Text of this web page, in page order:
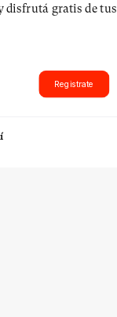
disfrutá gratis de
Registrate